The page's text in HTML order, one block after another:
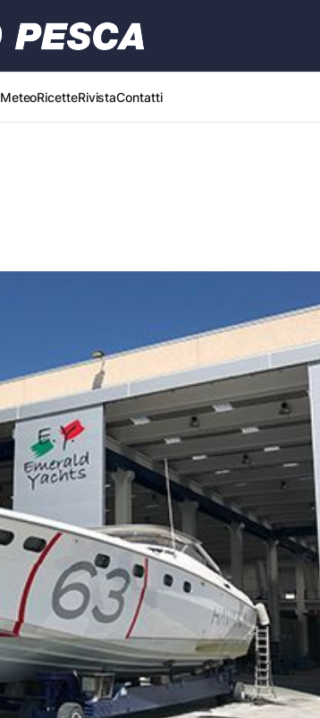
MeteoRicetteRivistaContatti